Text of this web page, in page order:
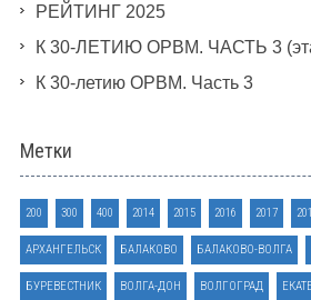
РЕЙТИНГ 2025
К 30-ЛЕТИЮ ОРВМ. ЧАСТЬ 3
К 30-летию ОРВМ. Часть 3
Метки
200 300 400 2014 2015 2016 2017
АРХАНГЕЛЬСК БАЛАКОВО БАЛАКОВО-ВОЛГА
БУРЕВЕСТНИК ВОЛГА-ДОН ВОЛГОГРАД